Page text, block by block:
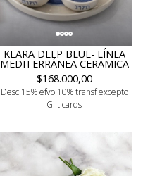
KEARA DEEP BLUE- LÍNEA
MEDITERRÁNEA CERAMICA
$168.000,00
Desc:15% efvo 10% transf excepto
Gift cards